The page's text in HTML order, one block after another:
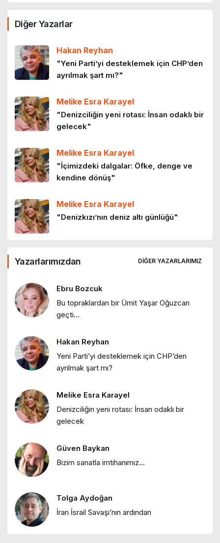
meyhaneleri
Lilith efsanesi
3 ay önce
Mor salkımlar ve İstanbul köşkleri
4 ay önce
HEY ONBEŞLİ… Kınalı Kuzular
5 ay önce
Boşuna
Kadın olmak
Diğer Yazarlar
Hakan Reyhan
"Yeni Parti’yi desteklemek için CHP’den
ayrılmak şart mı?"
Melike Esra Karayel
"Denizciliğin yeni rotası: İnsan odaklı bir
gelecek"
Melike Esra Karayel
"İçimizdeki dalgalar: Öfke, denge ve
kendine dönüş"
Melike Esra Karayel
"Denizkızı’nın deniz altı günlüğü"
"İklim iki yüzlülüğü ve Grönland
Hakan Reyhan
"Kartları yeniden dağıtıp Mustafa
Hakan Reyhan
"ABD stratejilerinde ulus-devlet
Melike Esra Karayel
"Deniz değişirken: 2025’ten 2026’ya bir
Hakan Reyhan
Melike Esra Karayel
Yazarlarımızdan DIĞER YAZARLARIMIZ
Ebru Bozcuk
Bu topraklardan bir Ümit Yaşar Oğuzcan
geçti…
Hakan Reyhan
Yeni Parti’yi desteklemek için CHP’den
ayrılmak şart mı?
Melike Esra Karayel
Denizciliğin yeni rotası: İnsan odaklı bir
gelecek
Güven Baykan
Bizim sanatla imtihanımız…
Tolga Aydoğan
İran İsrail Savaşı’nın ardından